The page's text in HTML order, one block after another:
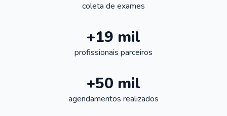
coleta de exames
+19 mil
profissionais parceiros
+50 mil
agendamentos realizados